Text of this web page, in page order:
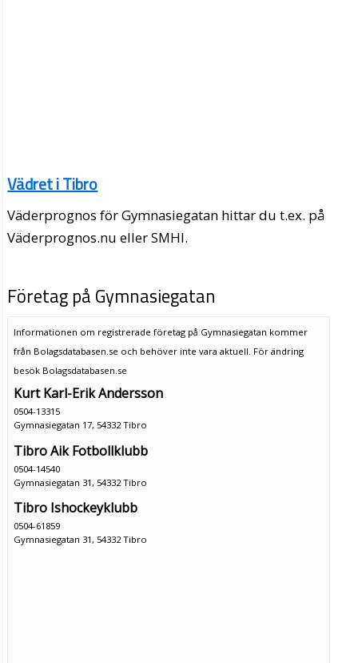
Vädret i Tibro
Väderprognos för Gymnasiegatan hittar du t.ex. på
Väderprognos.nu eller SMHI.
Företag på Gymnasiegatan
Informationen om registrerade företag på Gymnasiegatan kommer
från Bolagsdatabasen.se och behöver inte vara aktuell. För ändring
besök Bolagsdatabasen.se
Kurt Karl-Erik Andersson
0504-13315
Gymnasiegatan 17, 54332 Tibro
Tibro Aik Fotbollklubb
0504-14540
Gymnasiegatan 31, 54332 Tibro
Tibro Ishockeyklubb
0504-61859
Gymnasiegatan 31, 54332 Tibro